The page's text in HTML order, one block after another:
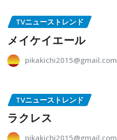
TVニューストレンド
メイケイエール
pikakichi2015@gmail.com
TVニューストレンド
ラクレス
pikakichi2015@gmail.com